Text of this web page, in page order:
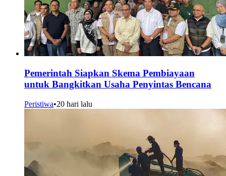
Pemerintah Siapkan Skema Pembiayaan
untuk Bangkitkan Usaha Penyintas Bencana
Peristiwa•20 hari lalu